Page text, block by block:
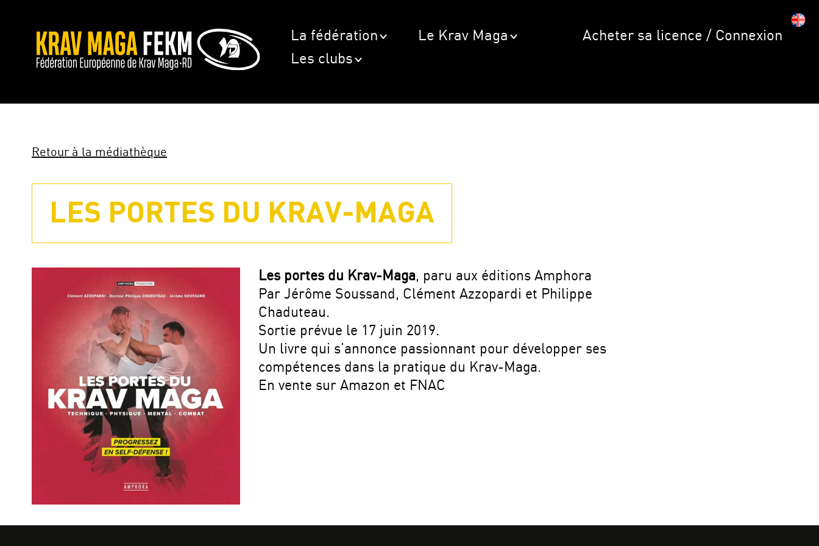
La fédération
Le Krav Maga
Les clubs
Acheter sa licence / Connexion
Retour à la médiathèque
LES PORTES DU KRAV-MAGA
Les portes du Krav-Maga, paru aux éditions Amphora
Par Jérôme Soussand, Clément Azzopardi et Philippe
Chaduteau.
Sortie prévue le 17 juin 2019.
Un livre qui s’annonce passionnant pour développer ses
compétences dans la pratique du Krav-Maga.
En vente sur Amazon et FNAC